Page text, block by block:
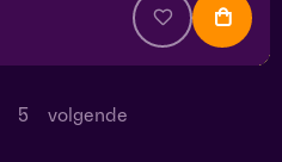
5 volgende